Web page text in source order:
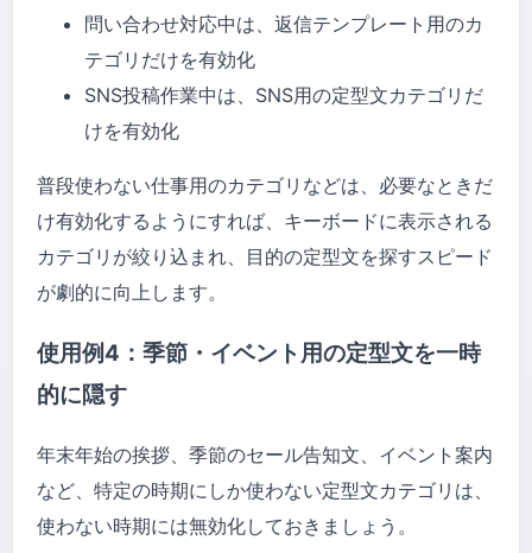
問い合わせ対応中は、返信テンプレート用のカ
テゴリだけを有効化
SNS投稿作業中は、SNS用の定型文カテゴリだ
けを有効化
普段使わない仕事用のカテゴリなどは、必要なときだ
け有効化するようにすれば、キーボードに表示される
カテゴリが絞り込まれ、目的の定型文を探すスピード
が劇的に向上します。
使用例4：季節・イベント用の定型文を一時
的に隠す
年末年始の挨拶、季節のセール告知文、イベント案内
など、特定の時期にしか使わない定型文カテゴリは、
使わない時期には無効化しておきましょう。